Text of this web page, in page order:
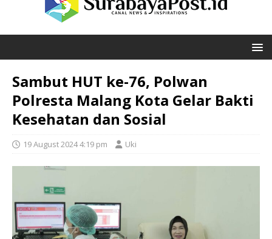
Sambut HUT ke-76, Polwan
Polresta Malang Kota Gelar Bakti
Kesehatan dan Sosial
19 August 2024 4:19 pm Uki